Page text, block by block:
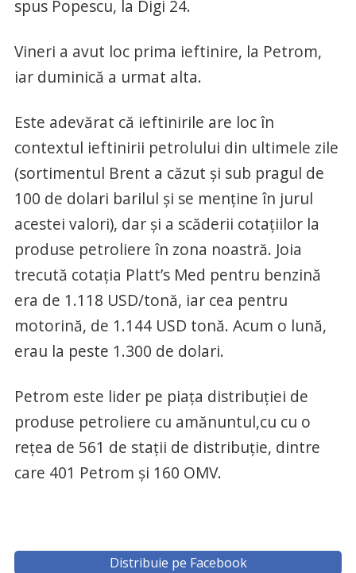
spus Popescu, la Digi 24.
Vineri a avut loc prima ieftinire, la Petrom,
iar duminică a urmat alta.
Este adevărat că ieftinirile are loc în
contextul ieftinirii petrolului din ultimele zile
(sortimentul Brent a căzut și sub pragul de
100 de dolari barilul și se menține în jurul
acestei valori), dar și a scăderii cotațiilor la
produse petroliere în zona noastră. Joia
trecută cotația Platt’s Med pentru benzină
era de 1.118 USD/tonă, iar cea pentru
motorină, de 1.144 USD tonă. Acum o lună,
erau la peste 1.300 de dolari.
Petrom este lider pe piața distribuției de
produse petroliere cu amănuntul,cu cu o
rețea de 561 de stații de distribuție, dintre
care 401 Petrom și 160 OMV.
Distribuie pe Facebook